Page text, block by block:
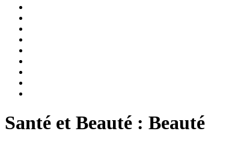
Santé et Beauté : Beauté